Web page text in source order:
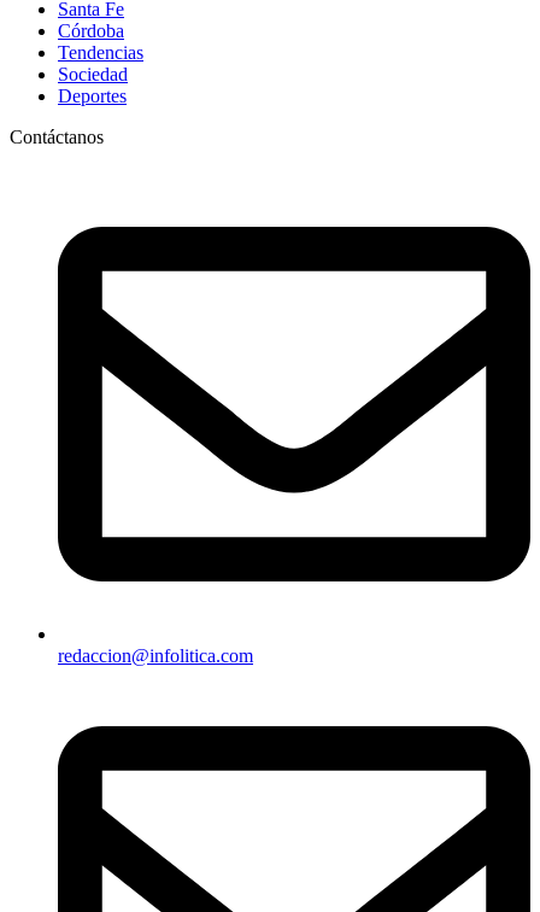
Santa Fe
Córdoba
Tendencias
Sociedad
Deportes
Contáctanos
redaccion@infolitica.com